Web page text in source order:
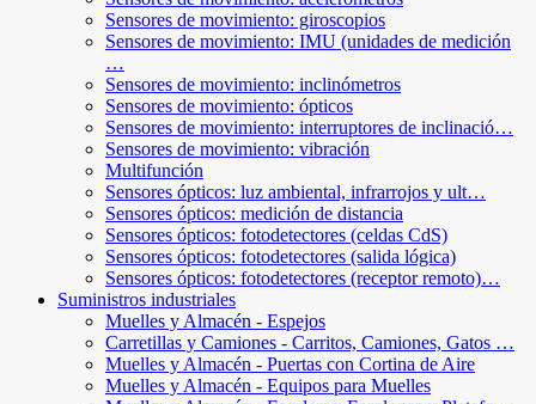
Sensores de movimiento: giroscopios
Sensores de movimiento: IMU (unidades de medición
…
Sensores de movimiento: inclinómetros
Sensores de movimiento: ópticos
Sensores de movimiento: interruptores de inclinació…
Sensores de movimiento: vibración
Multifunción
Sensores ópticos: luz ambiental, infrarrojos y ult…
Sensores ópticos: medición de distancia
Sensores ópticos: fotodetectores (celdas CdS)
Sensores ópticos: fotodetectores (salida lógica)
Sensores ópticos: fotodetectores (receptor remoto)…
Suministros industriales
Muelles y Almacén - Espejos
Carretillas y Camiones - Carritos, Camiones, Gatos …
Muelles y Almacén - Puertas con Cortina de Aire
Muelles y Almacén - Equipos para Muelles